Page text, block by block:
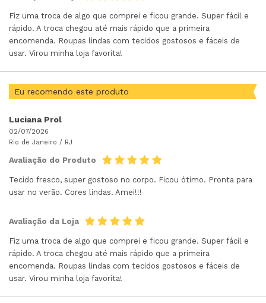
Fiz uma troca de algo que comprei e ficou grande. Super fácil e
rápido. A troca chegou até mais rápido que a primeira
encomenda. Roupas lindas com tecidos gostosos e fáceis de
usar. Virou minha loja favorita!
Eu recomendo este produto
Luciana Prol
02/07/2026
Rio de Janeiro / RJ
Avaliação do Produto
Tecido fresco, super gostoso no corpo. Ficou ótimo. Pronta para
usar no verão. Cores lindas. Amei!!!
Avaliação da Loja
Fiz uma troca de algo que comprei e ficou grande. Super fácil e
rápido. A troca chegou até mais rápido que a primeira
encomenda. Roupas lindas com tecidos gostosos e fáceis de
usar. Virou minha loja favorita!